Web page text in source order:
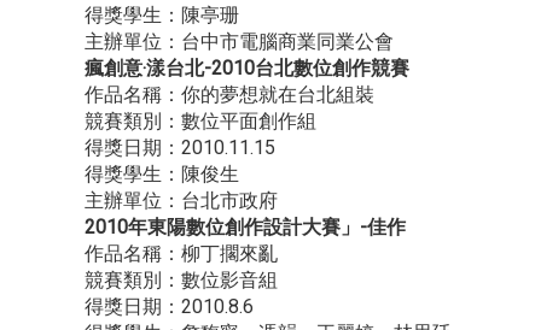
得獎學生：陳亭珊
主辦單位：台中市電腦商業同業公會
瘋創意‧漾台北-2010台北數位創作競賽
作品名稱：你的夢想就在台北組裝
競賽類別：數位平面創作組
得獎日期：2010.11.15
得獎學生：陳俊生
主辦單位：台北市政府
2010年東陽數位創作設計大賽」-佳作
作品名稱：柳丁擱來亂
競賽類別：數位影音組
得獎日期：2010.8.6